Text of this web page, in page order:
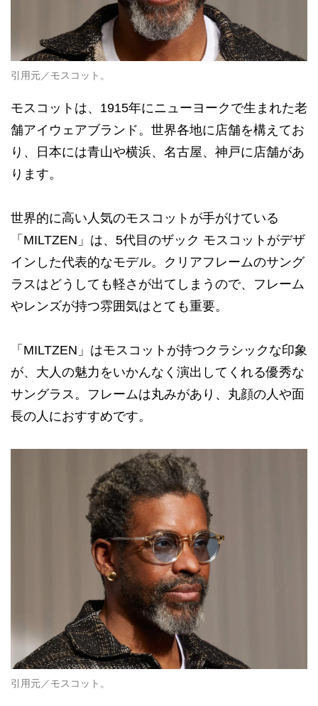
引用元／モスコット。
モスコットは、1915年にニューヨークで生まれた老
舗アイウェアブランド。世界各地に店舗を構えてお
り、日本には青山や横浜、名古屋、神戸に店舗があ
ります。
世界的に高い人気のモスコットが手がけている
「MILTZEN」は、5代目のザック モスコットがデザ
インした代表的なモデル。クリアフレームのサング
ラスはどうしても軽さが出てしまうので、フレーム
やレンズが持つ雰囲気はとても重要。
「MILTZEN」はモスコットが持つクラシックな印象
が、大人の魅力をいかんなく演出してくれる優秀な
サングラス。フレームは丸みがあり、丸顔の人や面
長の人におすすめです。
引用元／モスコット。